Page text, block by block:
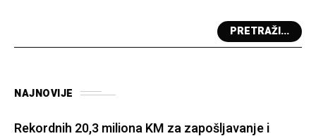
PRETRAŽI...
NAJNOVIJE
Rekordnih 20,3 miliona KM za zapošljavanje i